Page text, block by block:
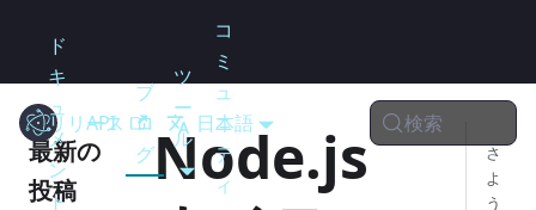
Electron
ド
キ
ュ
メ
ン
ト
API
ブ
ロ
グ
ツ
ー
ル
コ
ミ
ュ
ニ
テ
ィ
リリース 日本語 検索
最新の
投稿
Node.js
さ
よ
う